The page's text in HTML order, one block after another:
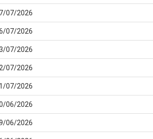
07/2026
07/2026
07/2026
07/2026
07/2026
06/2026
06/2026